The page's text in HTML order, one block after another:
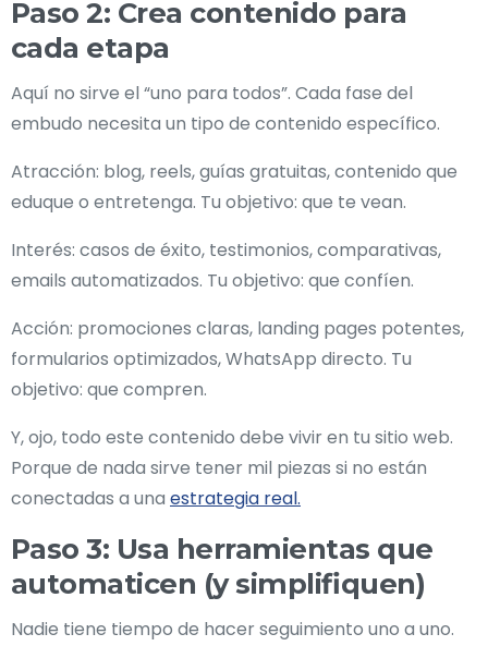
Paso 2: Crea contenido para
cada etapa
Aquí no sirve el “uno para todos”. Cada fase del
embudo necesita un tipo de contenido específico.
Atracción: blog, reels, guías gratuitas, contenido que
eduque o entretenga. Tu objetivo: que te vean.
Interés: casos de éxito, testimonios, comparativas,
emails automatizados. Tu objetivo: que confíen.
Acción: promociones claras, landing pages potentes,
formularios optimizados, WhatsApp directo. Tu
objetivo: que compren.
Y, ojo, todo este contenido debe vivir en tu sitio web.
Porque de nada sirve tener mil piezas si no están
conectadas a una estrategia real.
Paso 3: Usa herramientas que
automaticen (y simplifiquen)
Nadie tiene tiempo de hacer seguimiento uno a uno.